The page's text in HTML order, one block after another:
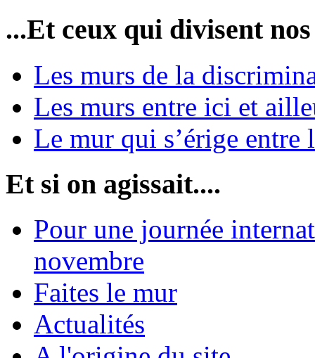
...Et ceux qui divisent nos
Les murs de la
Les murs entre ici et
Le mur qui s’érige entre
Et si on agissait....
Pour une journée
novembre
Faites le mur
Actualités